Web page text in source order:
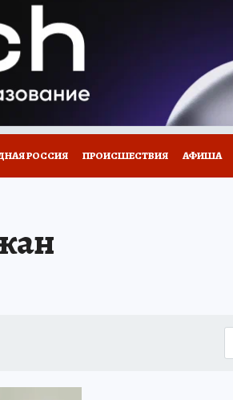
ГИД ПОТРЕБИТЕЛЯ
РОССИЯ ПРОИСШЕСТВИЯ АФИША